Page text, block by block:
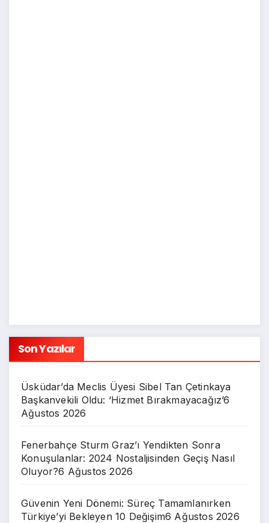
Son Yazılar
Üsküdar’da Meclis Üyesi Sibel Tan Çetinkaya
Başkanvekili Oldu: ‘Hizmet Bırakmayacağız’6
Ağustos 2026
Fenerbahçe Sturm Graz’ı Yendikten Sonra
Konuşulanlar: 2024 Nostaljisinden Geçiş Nasıl
Oluyor?6 Ağustos 2026
Güvenin Yeni Dönemi: Süreç Tamamlanırken
Türkiye’yi Bekleyen 10 Değişim6 Ağustos 2026